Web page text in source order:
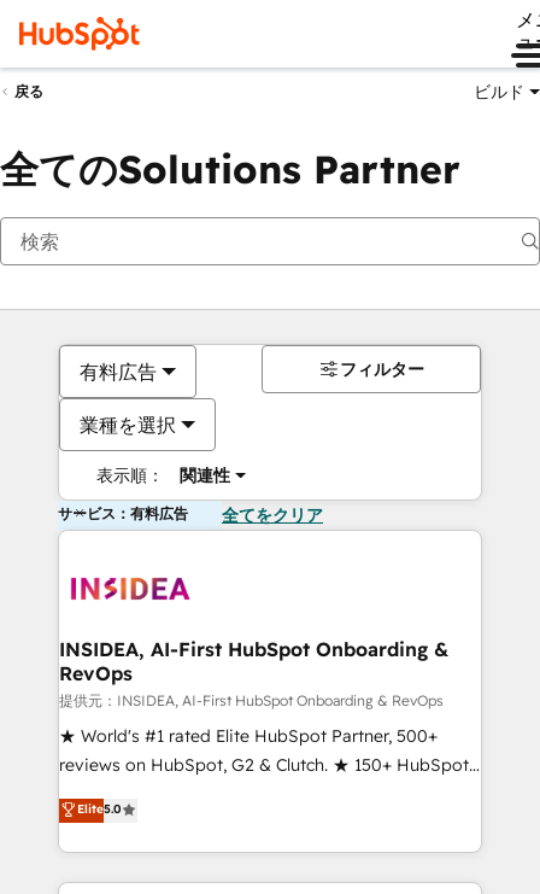
ュ
戻る ビルド
全てのSolutions Partner
有料広告
業種を選択
表示順： 関連性
フィルター
サービス：有料広告 全てをクリア
INSIDEA, AI-First HubSpot Onboarding &
RevOps
提供元：INSIDEA, AI-First HubSpot Onboarding & RevOps
★ World's #1 rated Elite HubSpot Partner, 500+
reviews on HubSpot, G2 & Clutch. ★ 150+ HubSpot
Certified Experts & Trainers across the team ★
1,500+ implementations across five continents ★ AI-
First, RevOps-led, Onboarding obsessed ★
Company of the Year 2024/25 INSIDEA helps
Elite5.0